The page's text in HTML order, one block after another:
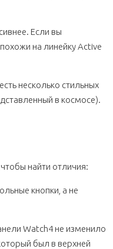
Если вы
на линейку Active
несколько стильных
в космосе).
найти отличия:
кнопки, а не
Watch4 не изменило
был в верхней